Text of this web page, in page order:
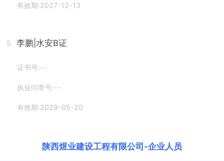
有效期:2027-12-13
5 李鹏 |水安B证
证书号:--
执业印章号:--
有效期:2029-05-20
陕西煜业建设工程有限公司 -企业人员